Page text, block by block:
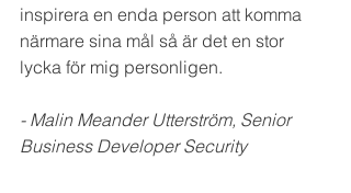
inspirera en enda person att komma
närmare sina mål så är det en stor
lycka för mig personligen.
- Malin Meander Utterström, Senior
Business Developer Security